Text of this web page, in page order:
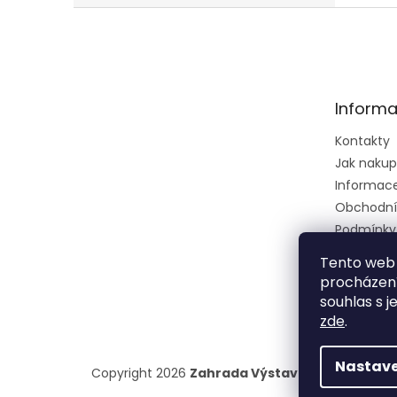
Tento
souhlas s
zde.
Kontakty
Jak
Ústřední
zkušební
Copyright 2026 Zahrada Výstaviště . Všechna